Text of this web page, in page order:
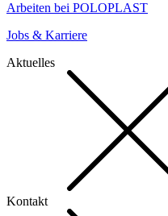
Arbeiten bei POLOPLAST
Jobs & Karriere
Aktuelles
Kontakt